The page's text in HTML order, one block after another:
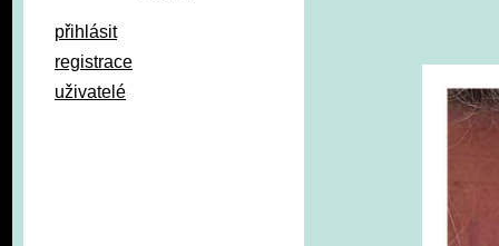
přihlásit
registrace
uživatelé